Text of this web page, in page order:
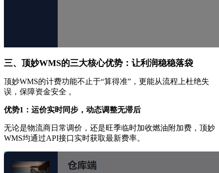
三、顶妙WMS的三大核心优势：让利润稳稳落袋
顶妙WMS的计费功能不止于“算得准”，更能从流程上杜绝失
误，保障资金安全 。
优势1：运价实时同步，动态调整无滞后
无论是物流商日常调价，还是旺季临时加收燃油附加费，顶妙
WMS均通过API接口实时获取最新费率。